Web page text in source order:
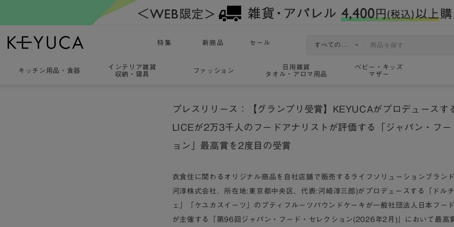
特集 新商品 セール
キッチン用品 ・ 食器
インテリア雑貨
収納・寝具
ファッション
日用雑貨
タオル・アロマ用品
ベビー・キッズ
マザー
プレスリリース：【グランプリ受賞】KEYUCAがプロデュースす
LICEが2万3千人のフードアナリストが評価する「ジャパン・フ
ョン」最高賞を2度目の受賞
衣食住に関わるオリジナル商品を自社店舗で販売するライフソリューションブラン
河淳株式会社、所在地:東京都中央区、代表:河崎淳三郎)がプロデュースする「ドル
ェ」「ケユカスイーツ」のプティフルーツパウンドケーキが一般社団法人日本フー
が主催する「第96回ジャパン・フード・セレクション(2026年2月)」において最高